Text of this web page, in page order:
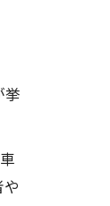
挙